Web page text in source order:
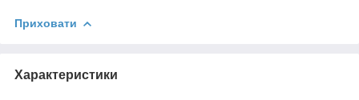
Приховати
Характеристики